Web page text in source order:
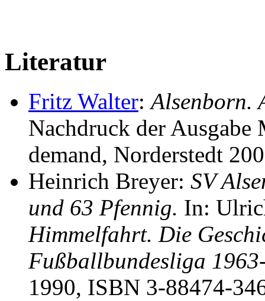
Literatur
Fritz Walter:Alsenborn.
Nachdruck der
demand, Norderstedt
Heinrich Breyer: SV
und 63 Pfennig. In:
Himmelfahrt. Die
Fußballbundesliga
1990, ISBN 3-88474-